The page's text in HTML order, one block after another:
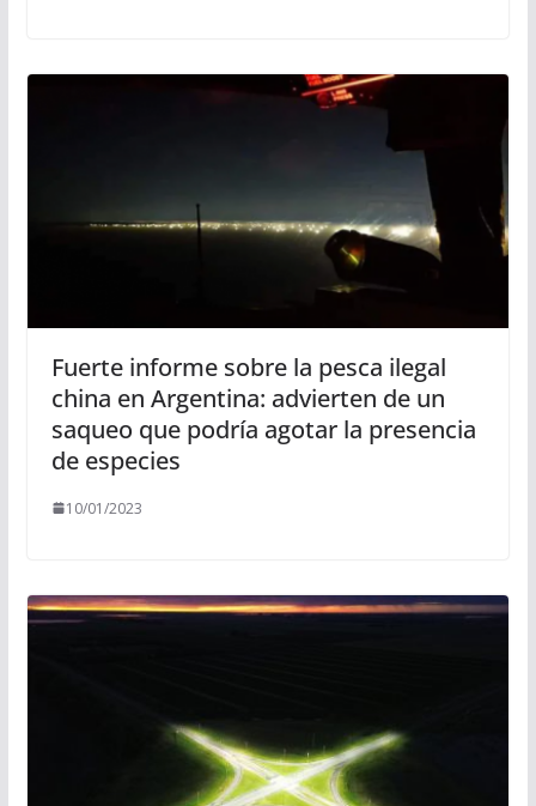
Fuerte informe sobre la pesca ilegal
china en Argentina: advierten de un
saqueo que podría agotar la presencia
de especies
10/01/2023